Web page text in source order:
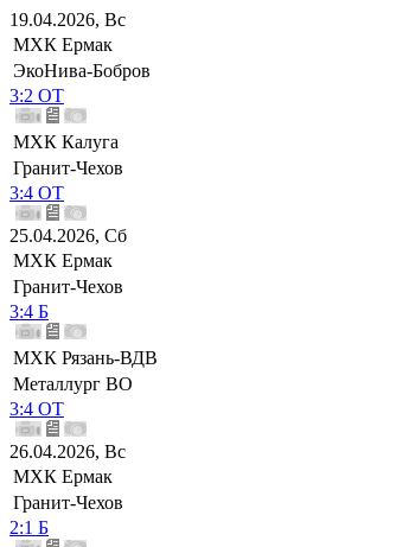
19.04.2026, Вс
МХК Ермак
ЭкоНива-Бобров
3:2 ОТ
МХК Калуга
Гранит-Чехов
3:4 ОТ
25.04.2026, Сб
МХК Ермак
Гранит-Чехов
3:4 Б
МХК Рязань-ВДВ
Металлург ВО
3:4 ОТ
26.04.2026, Вс
МХК Ермак
Гранит-Чехов
2:1 Б